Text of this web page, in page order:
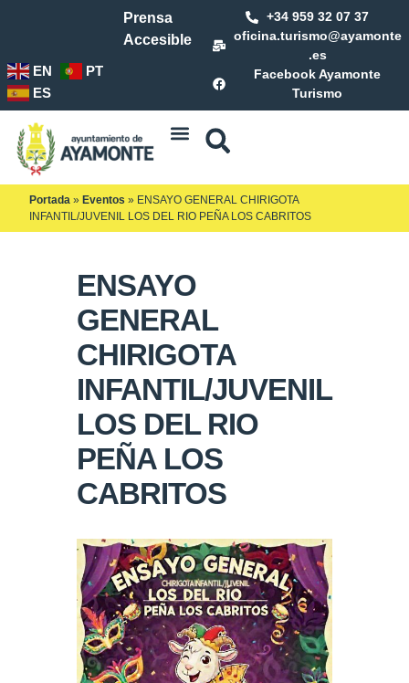
Prensa
Accesible
+34 959 32 07 37
oficina.turismo@ayamonte
.es
Facebook Ayamonte
Turismo
EN
PT
ES
Portada » Eventos » ENSAYO GENERAL CHIRIGOTA
INFANTIL/JUVENIL LOS DEL RIO PEÑA LOS CABRITOS
ENSAYO
GENERAL
CHIRIGOTA
INFANTIL/JUVENIL
LOS DEL RIO
PEÑA LOS
CABRITOS